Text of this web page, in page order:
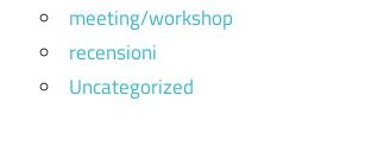
meeting/workshop
recensioni
Uncategorized